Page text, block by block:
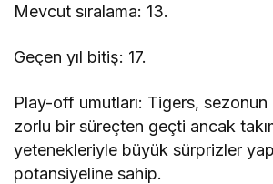
Mevcut sıralama: 13.
Geçen yıl bitiş: 17.
Play-off umutları: Tigers, sezonun
zorlu bir süreçten geçti ancak
yetenekleriyle büyük sürprizler
potansiyeline sahip.